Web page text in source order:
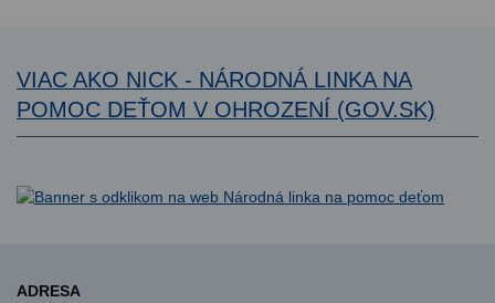
VIAC AKO NICK - NÁRODNÁ LINKA NA
POMOC DEŤOM V OHROZENÍ (GOV.SK)
ADRESA